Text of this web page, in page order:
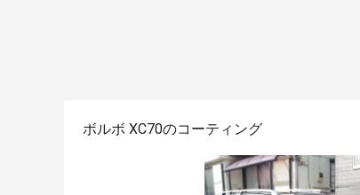
ボルボ XC70のコーティング